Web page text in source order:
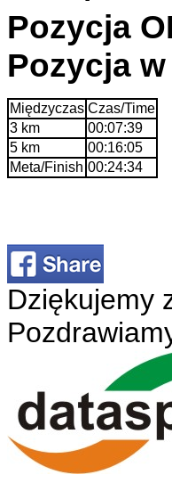
Pozycja
Pozycja
Międzyczas Czas/Time
3 km
00:07:39
5 km
00:16:05
Meta/Finish 00:24:34
Dziękujemy